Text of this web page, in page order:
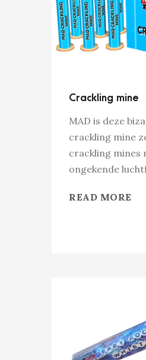
Crackling mine
MAD is deze
crackling mine
crackling mines
ongekende
READ MORE